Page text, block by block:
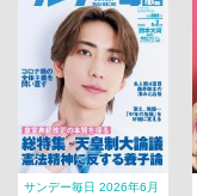
サンデー毎日 2026年6月